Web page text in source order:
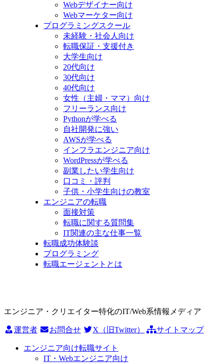
Webデザイナー向け
Webマーケター向け
プログラミングスクール
未経験・社会人向け
転職保証・支援付き
大学生向け
20代向け
30代向け
40代向け
女性（主婦・ママ）向け
フリーランス向け
Pythonが学べる
自社開発に強い
AWSが学べる
インフラエンジニア向け
WordPressが学べる
副業したい学生向け
口コミ・評判
子供・小学生向けの教室
エンジニアの転職
面接対策
転職に関する質問集
IT関連の主な仕事一覧
転職成功体験談
プログラミング
転職エージェントとは
エンジニア・クリエイター特化のIT/Web系情報メディア
運営者 お問合せ X（旧Twitter） サイトマップ
エンジニア向け転職サイト
IT・Webエンジニア向け